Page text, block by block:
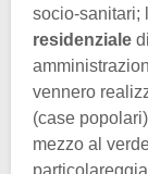
socio-sanitari;
residenziale
vennero
(case
mezzo al